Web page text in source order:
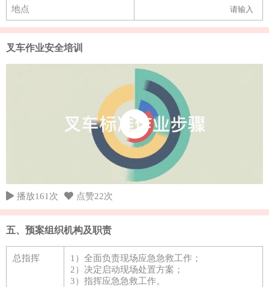
地点
叉车作业安全培训
播放161次 点赞22次
五、预案组织机构及职责
总指挥
1）全面负责现场应急急救工作；
2）决定启动现场处置方案；
3）指挥应急急救工作。